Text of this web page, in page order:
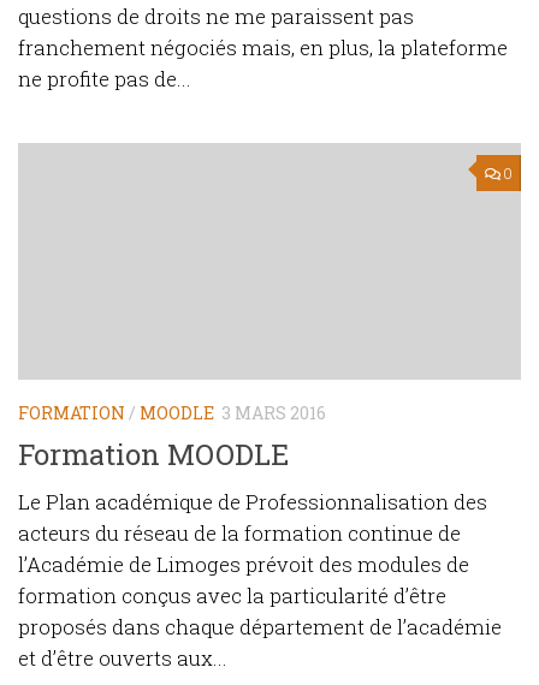
questions de droits ne me paraissent pas
franchement négociés mais, en plus, la plateforme
ne profite pas de...
0
FORMATION / MOODLE 3 MARS 2016
Formation MOODLE
Le Plan académique de Professionnalisation des
acteurs du réseau de la formation continue de
l’Académie de Limoges prévoit des modules de
formation conçus avec la particularité d’être
proposés dans chaque département de l’académie
et d’être ouverts aux...